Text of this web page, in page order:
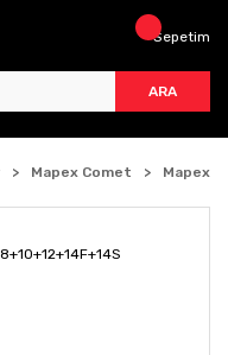
ARA
Sepetim
Mapex Comet Mapex